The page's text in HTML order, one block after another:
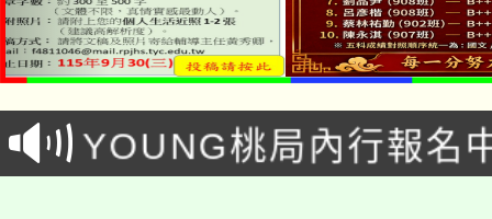
「本色祭」8/29、30在
場熱烈登場!
8/21下午1時於龍潭區
徵才活動。
YOUNG桃局內行報名
8月14至27日，桃園電